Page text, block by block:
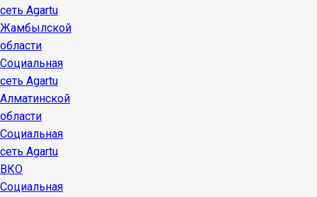
сеть Agartu
Жамбылской
области
Социальная
сеть Agartu
Алматинской
области
Социальная
сеть Agartu
ВКО
Социальная